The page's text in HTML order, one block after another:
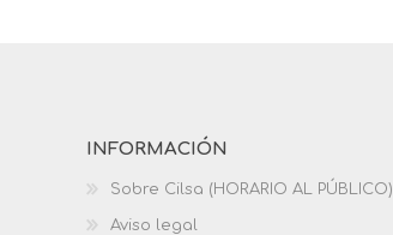
INFORMACIÓN
Sobre Cilsa (HORARIO AL PÚBLICO)
Aviso legal